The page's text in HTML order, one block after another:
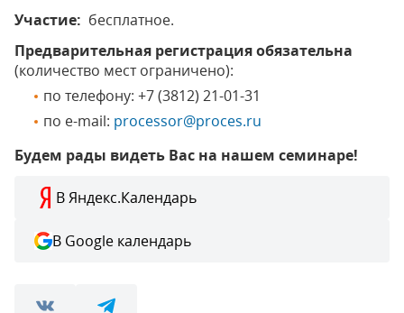
Участие: бесплатное.
Предварительная регистрация обязательна
(количество мест ограничено):
по телефону: +7 (3812) 21-01-31
по e-mail: processor@proces.ru
Будем рады видеть Вас на нашем семинаре!
В Яндекс.Календарь
В Google календарь